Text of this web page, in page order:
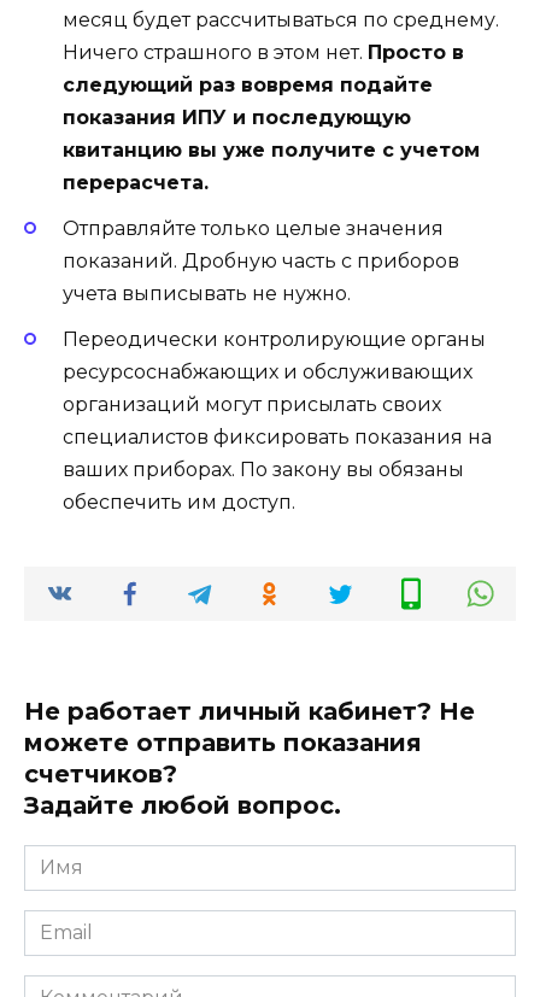
месяц будет рассчитываться по среднему.
Ничего страшного в этом нет. Просто в
следующий раз вовремя подайте
показания ИПУ и последующую
квитанцию вы уже получите с учетом
перерасчета.
Отправляйте только целые значения
показаний. Дробную часть с приборов
учета выписывать не нужно.
Переодически контролирующие органы
ресурсоснабжающих и обслуживающих
организаций могут присылать своих
специалистов фиксировать показания на
ваших приборах. По закону вы обязаны
обеспечить им доступ.
Не работает личный кабинет? Не
можете отправить показания
счетчиков?
Задайте любой вопрос.
Имя
*
Email
*
Комментарий